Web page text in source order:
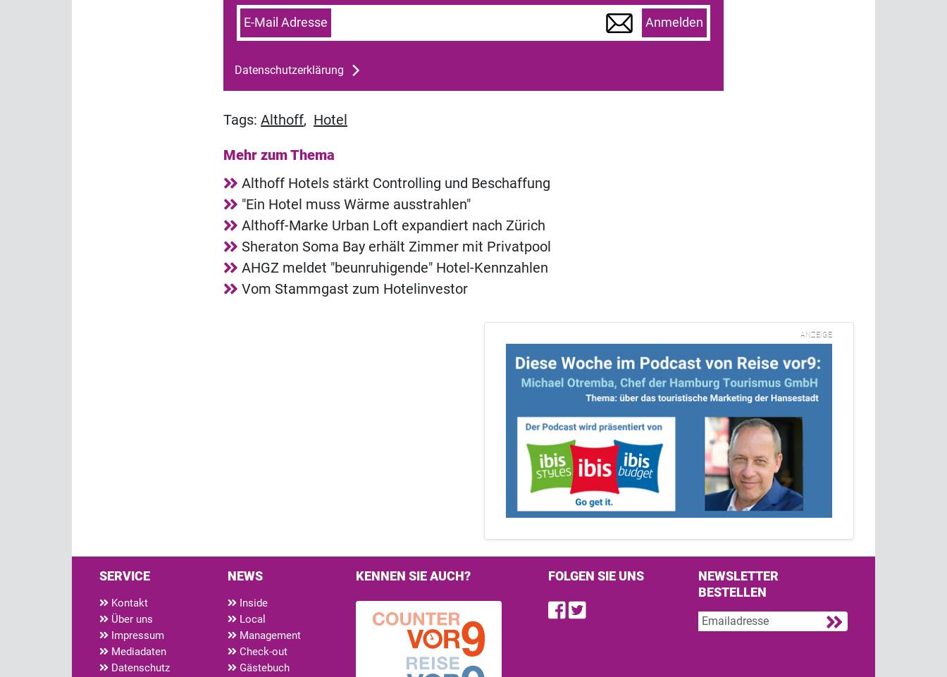
E-Mail Adresse Anmelden
Datenschutzerklärung
Tags: Althoff, Hotel
Mehr zum Thema
Althoff Hotels stärkt Controlling und Beschaffung
"Ein Hotel muss Wärme ausstrahlen"
Althoff-Marke Urban Loft expandiert nach Zürich
Sheraton Soma Bay erhält Zimmer mit Privatpool
AHGZ meldet "beunruhigende" Hotel-Kennzahlen
Vom Stammgast zum Hotelinvestor
ANZEIGE
SERVICE
Kontakt
Über uns
Impressum
Mediadaten
Datenschutz
NEWS
Inside
Local
Management
Check-out
Gästebuch
KENNEN SIE AUCH? FOLGEN SIE UNS
Find us on Facebook
Follow us on Twitter
NEWSLETTER
BESTELLEN